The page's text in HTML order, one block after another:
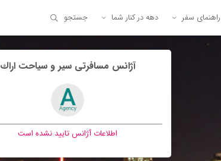
راهنمای سفر دهه در کنار شما جستجو
آژانس مسافرتی سير و سياحت اراك
اطلاعات آژانس تایید نشده است